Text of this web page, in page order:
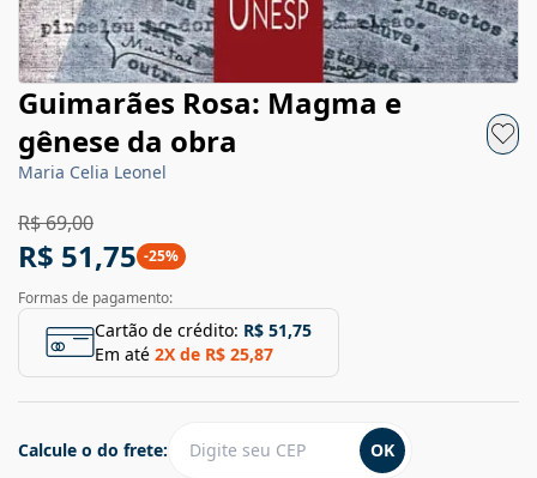
Guimarães Rosa: Magma e
gênese da obra
Maria Celia Leonel
R$ 69,00
R$ 51,75 -25%
Formas de pagamento:
Cartão de crédito: R$ 51,75
Em até 2X de R$ 25,87
Calcule o do frete: OK